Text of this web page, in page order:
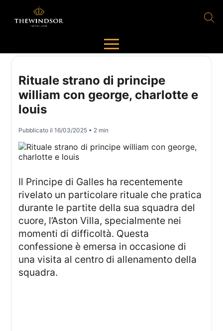
Rituale strano di principe
william con george, charlotte e
louis
Pubblicato il16/03/2025 • 2 min
Il Principe di Galles ha recentemente
rivelato un particolare rituale che pratica
durante le partite della sua squadra del
cuore, l’Aston Villa, specialmente nei
momenti di difficoltà. Questa
confessione è emersa in occasione di
una visita al centro di allenamento della
squadra.